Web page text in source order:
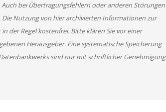
bei Übertragungsfehlern oder anderen Störungen
Nutzung von hier archivierten Informationen zur
der Regel kostenfrei. Bitte klären Sie vor einer
Herausgeber. Eine systematische Speicherung
sind nur mit schriftlicher Genehmigung